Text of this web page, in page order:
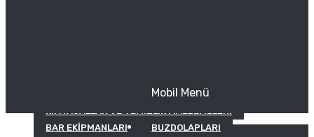
KIMYASALLAR VE TEMIZLIK MALZEMELERI
BAR EKIPMANLARI
BUZDOLAPLARI
Mobil Menü